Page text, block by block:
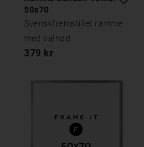
50x70
Svenskfremstillet ramme
med valnød
379 kr